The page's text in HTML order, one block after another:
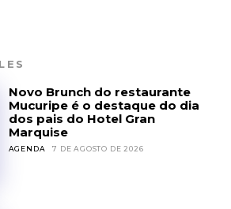
Novo Brunch do restaurante
Mucuripe é o destaque do dia
dos pais do Hotel Gran
Marquise
AGENDA 7 DE AGOSTO DE 2026